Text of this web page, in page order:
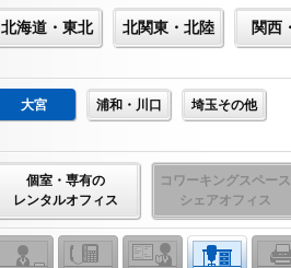
北海道・東北 北関東・北陸 関西
大宮 浦和・川口 埼玉その他
個室・専有の
レンタルオフィス
コワーキングスペース
シェアオフィス